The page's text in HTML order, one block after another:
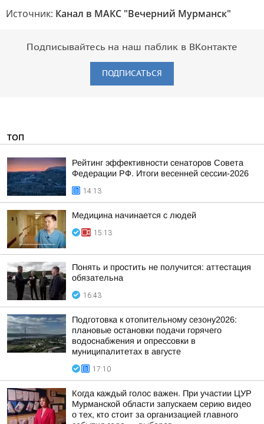
Источник: Канал в МАКС "Вечерний Мурманск"
Подписывайтесь на наш паблик в ВКонтакте
ПОДПИСАТЬСЯ
ТОП
Рейтинг эффективности сенаторов Совета
Федерации РФ. Итоги весенней сессии-2026
14:13
Медицина начинается с людей
15:13
Понять и простить не получится: аттестация
обязательна
16:43
Подготовка к отопительному сезону2026:
плановые остановки подачи горячего
водоснабжения и опрессовки в
муниципалитетах в августе
17:10
Когда каждый голос важен. При участии ЦУР
Мурманской области запускаем серию видео
о тех, кто стоит за организацией главного